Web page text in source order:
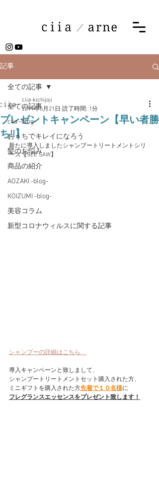
記事
全ての記事
ciia -blog-
おうちでキレイになろう
髪のお悩み
商品の紹介
AOZAKI -blog-
KOIZUMI -blog-
美容コラム
新型コロナウィルスに関する記事
全ての記事
プレゼントキャンペーン【早い者勝
ち!!】
ciia-kichijoji
2019年6月21日 読了時間: 1分
新たに導入しましたシャンプートリートメントシリ
ーズ【SEE SAW】
シャンプーの詳細はこちら
導入キャンペーンと致しまして、
シャンプートリートメントセット購入された方、
ミニギフトを購入された方先着で１０名様に
フレグランスエッセンスをプレゼント致します！